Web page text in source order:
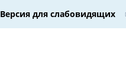
Версия для слабовидящих